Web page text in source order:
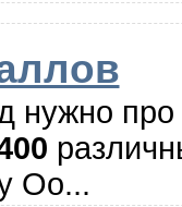
нужно
Оо...